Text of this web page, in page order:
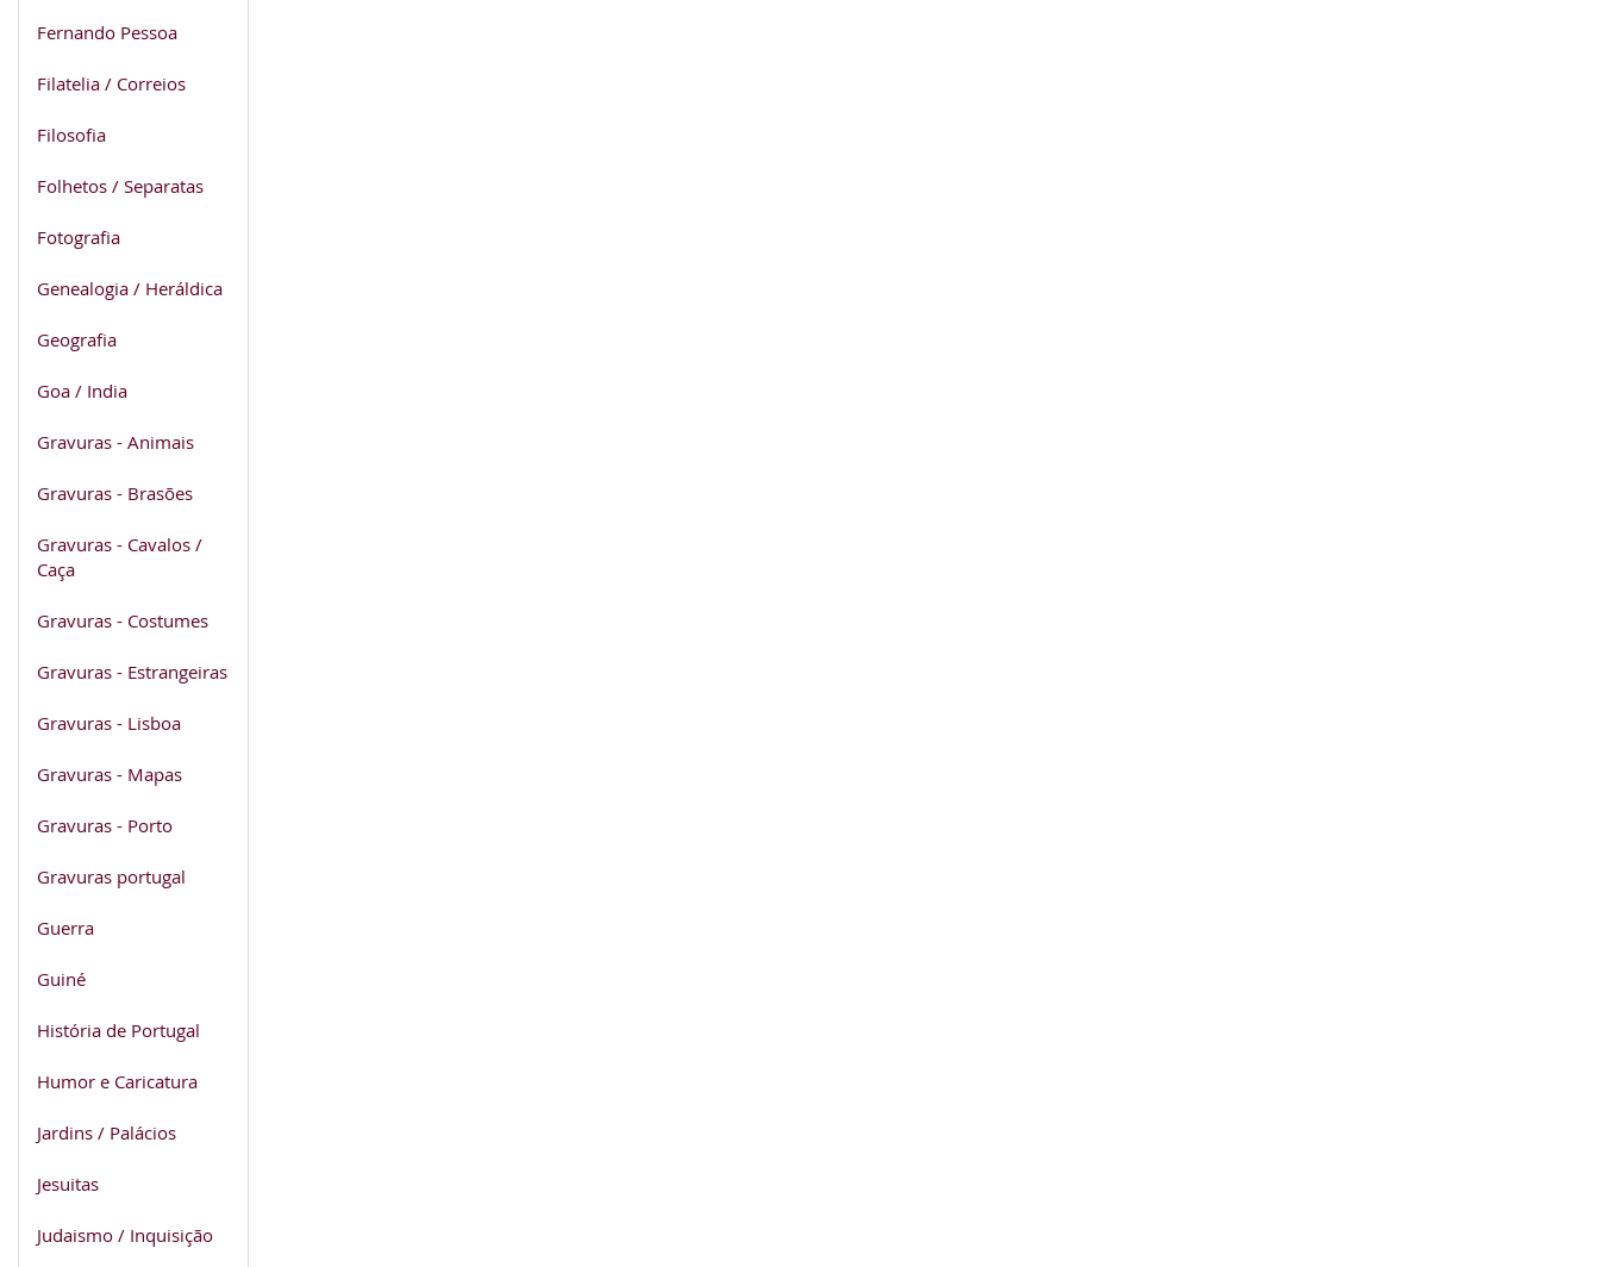
Fernando Pessoa
Filatelia / Correios
Filosofia
Folhetos / Separatas
Fotografia
Genealogia / Heráldica
Geografia
Goa / India
Gravuras - Animais
Gravuras - Brasões
Gravuras - Cavalos /
Caça
Gravuras - Costumes
Gravuras - Estrangeiras
Gravuras - Lisboa
Gravuras - Mapas
Gravuras - Porto
Gravuras portugal
Guerra
Guiné
História de Portugal
Humor e Caricatura
Jardins / Palácios
Jesuitas
Judaismo / Inquisição